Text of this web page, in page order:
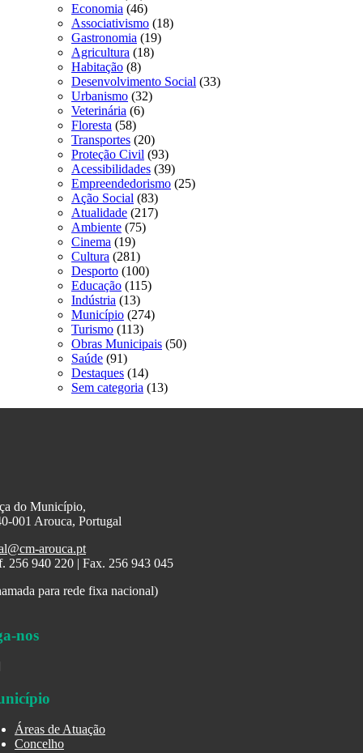
Economia (46)
Associativismo (18)
Gastronomia (19)
Agricultura (18)
Habitação (8)
Desenvolvimento Social (33)
Urbanismo (32)
Veterinária (6)
Floresta (58)
Transportes (20)
Proteção Civil (93)
Acessibilidades (39)
Empreendedorismo (25)
Ação Social (83)
Atualidade (217)
Ambiente (75)
Cinema (19)
Cultura (281)
Desporto (100)
Educação (115)
Indústria (13)
Município (274)
Turismo (113)
Obras Municipais (50)
Saúde (91)
Destaques (14)
Sem categoria (13)
do Município,
001 Arouca, Portugal
arouca.pt
256 940 220 | Fax. 256 943 045
para rede fixa nacional)
nos
Áreas de Atuação
Concelho